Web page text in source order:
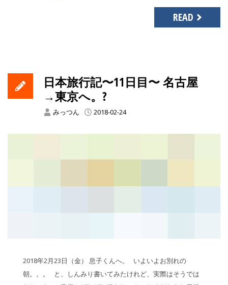
READ
日本旅行記〜11日目〜 名古屋
→東京へ。?
みっつん 2018-02-24
2018年2月23日（金） 息子くんへ。 いよいよお別れの
朝。。。 と、しんみり書いてみたけれど、実際はそうでは